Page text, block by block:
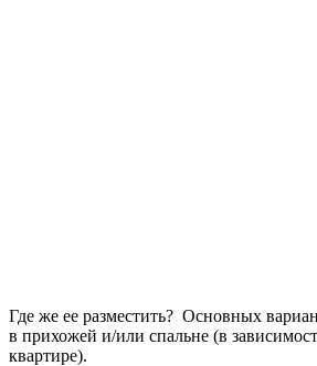
Где же ее разместить? Основных
в прихожей и/или спальне (в
квартире).